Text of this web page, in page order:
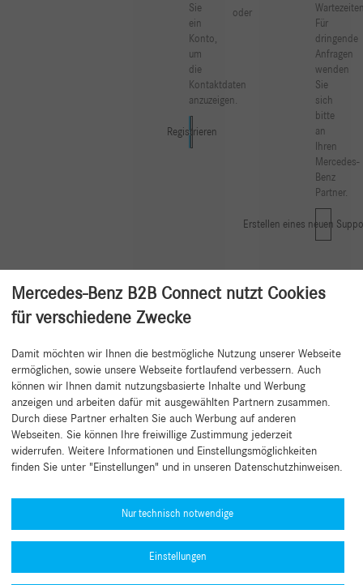
Sie
ein
Konto,
um
die
Kontaktdaten
anzuzeigen.
Anmelden
Registrieren
oder
Für
dringende
Anfragen
wenden
Sie
sich
bitte
an
Ihren
Mercedes-
Benz
Partner.
Erstellen eines neuen
Mercedes-Benz B2B Connect nutzt Cookies
für verschiedene Zwecke
Damit möchten wir Ihnen die bestmögliche Nutzung unserer Webseite
ermöglichen, sowie unsere Webseite fortlaufend verbessern. Auch
können wir Ihnen damit nutzungsbasierte Inhalte und Werbung
anzeigen und arbeiten dafür mit ausgewählten Partnern zusammen.
Durch diese Partner erhalten Sie auch Werbung auf anderen
Webseiten. Sie können Ihre freiwillige Zustimmung jederzeit
widerrufen. Weitere Informationen und Einstellungsmöglichkeiten
finden Sie unter "Einstellungen" und in unseren Datenschutzhinweisen.
Nur technisch notwendige
Einstellungen
Zurück zum Anfang
Hilfe benötigt?
Mercedes-Benz Global Training
News